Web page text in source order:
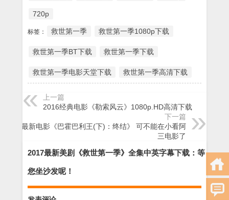
720p
标签： 救世第一季 救世第一季1080p下载
救世第一季BT下载 救世第一季下载
救世第一季电影天堂下载 救世第一季高清下载
上一篇
2016经典电影《勒索风云》1080p.HD高清下载
下一篇
2017最新电影《巴霍巴利王(下)：终结》 可不能在小看阿
三电影了
2017最新美剧《救世第一季》全集中英字幕下载：等
您坐沙发呢！